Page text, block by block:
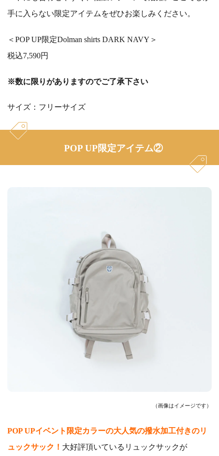
手に入らない限定アイテムをぜひお楽しみください。
＜POP UP限定Dolman shirts DARK NAVY＞
税込7,590円
※数に限りがありますのでご了承下さい
サイズ：フリーサイズ
POP UP限定アイテム②
（画像はイメージです）
POP UPイベント限定カラーの大人気の撥水加工付きのリ
ュックサック！ 大好評頂いているリュックサックが